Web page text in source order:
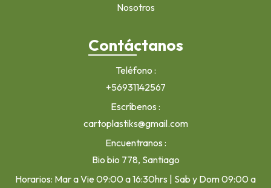
Nosotros
Contáctanos
Teléfono
+56931142567
Escríbenos
cartoplastiks@gmail.com
Encuentranos
Bio bio 778, Santiago
Horarios: Mar a Vie 09:00 a 16:30hrs | Sab y Dom 09:00 a